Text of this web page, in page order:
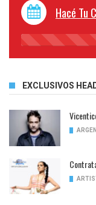
Hacé Tu
EXCLUSIVOS